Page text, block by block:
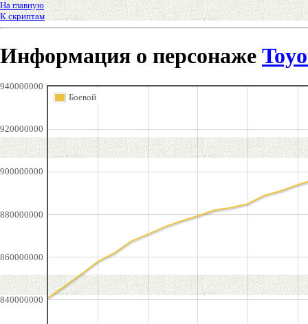
На главную
К скриптам
Информация о персонаже
840000000
860000000
880000000
900000000
920000000
940000000
Боевой